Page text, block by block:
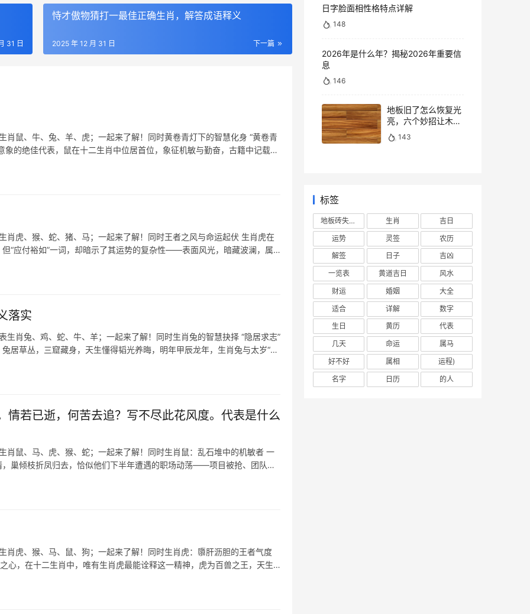
31 日
恃才傲物猜打一最佳正确生肖，解答成语释义
下一篇
2025 年 12 月 31 日
鼠、牛、兔、羊、虎；一起来了解！同时黄卷青灯下的智慧化身 “黄卷青
的绝佳代表，鼠在十二生肖中位居首位，象征机敏与勤奋，古籍中记载，
肖虎、猴、蛇、猪、马；一起来了解！同时王者之风与命运起伏 生肖虎在
“应付裕如”一词，却暗示了其运势的复杂性——表面风光，暗藏波澜，属
落实
肖兔、鸡、蛇、牛、羊；一起来了解！同时生肖兔的智慧抉择 “隐居求志”
居草丛，三窟藏身，天生懂得韬光养晦，明年甲辰龙年，生肖兔与太岁“辰
情若已逝，何苦去追？写不尽此花风度。代表是什么
肖鼠、马、虎、猴、蛇；一起来了解！同时生肖鼠：乱石堆中的机敏者 一
巢倾枝折凤归去，恰似他们下半年遭遇的职场动荡——项目被抢、团队停
肖虎、猴、马、鼠、狗；一起来了解！同时生肖虎：隳肝沥胆的王者气度
心，在十二生肖中，唯有生肖虎最能诠释这一精神，虎为百兽之王，天生
日字脸面相性格特点详解
148
2026年是什么年？揭秘2026年重要信
息
146
地板旧了怎么恢复光
亮，六个妙招让木地
板焕然一新
143
标签
地板砖失去光泽 生肖
吉日
运势
灵签
农历
解签
日子
吉凶
一览表
黄道吉日
风水
财运
婚姻
大全
适合
详解
数字
生日
黄历
代表
几天
命运
属马
好不好
属相
运程)
名字
日历 的人